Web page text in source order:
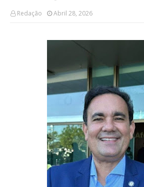
Redação Abril 28, 2026